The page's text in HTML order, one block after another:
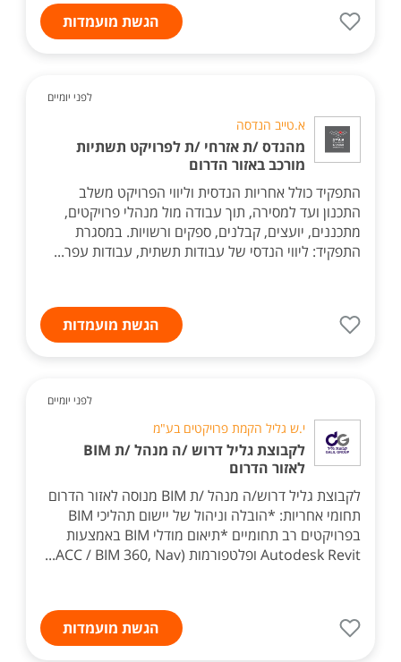
הגשת מועמדות
לפני יומיים
א.טייב הנדסה
מהנדס /ת אזרחי /ת לפרויקט תשתיות
מורכב באזור הדרום
התפקיד כולל אחריות הנדסית וליווי הפרויקט משלב
התכנון ועד למסירה, תוך עבודה מול מנהלי פרויקטים,
מתכננים, יועצים, קבלנים, ספקים ורשויות. במסגרת
התפקיד: ליווי הנדסי של עבודות תשתית, עבודות עפר...
הגשת מועמדות
לפני יומיים
י.ש גליל הקמת פרויקטים בע"מ
לקבוצת גליל דרוש /ה מנהל /ת BIM
לאזור הדרום
לקבוצת גליל דרוש/ה מנהל /ת BIM מנוסה לאזור הדרום
תחומי אחריות: *הובלה וניהול של יישום תהליכי BIM
בפרויקטים רב תחומיים *תיאום מודלי BIM באמצעות
Autodesk Revit ופלטפורמות (ACC / BIM 360, Nav...
הגשת מועמדות